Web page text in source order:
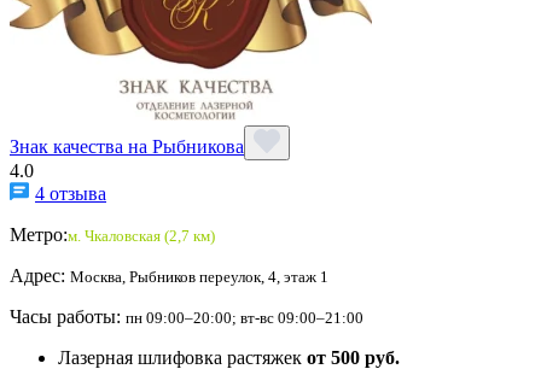
Знак качества на Рыбникова
4.0
4 отзыва
Метро:м. Чкаловская (2,7 км)
Адрес: Москва, Рыбников переулок, 4, этаж 1
Часы работы: пн 09:00–20:00; вт-вс 09:00–21:00
Лазерная шлифовка растяжек от 500 руб.